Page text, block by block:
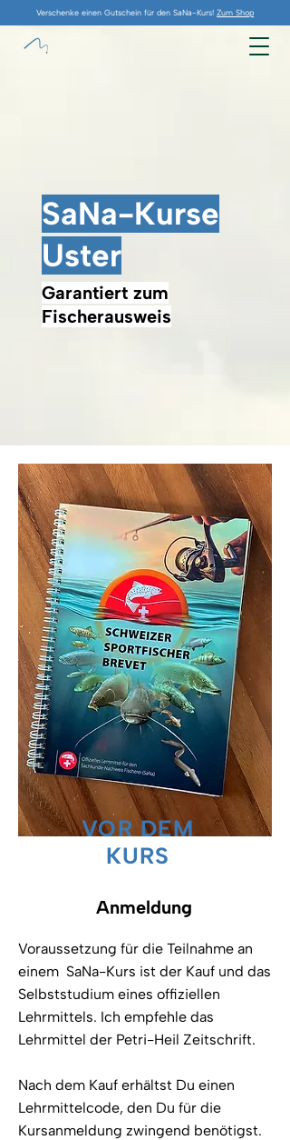
Verschenke einen Gutschein für den SaNa-Kurs! Zum Shop
SaNa-Kurse
Uster
Garantiert zum
Fischerausweis
VOR DEM
KURS
Anmeldung
Voraussetzung für die Teilnahme an
einem SaNa-Kurs ist der Kauf und das
Selbststudium eines offiziellen
Lehrmittels. Ich empfehle das
Lehrmittel der Petri-Heil Zeitschrift.
Nach dem Kauf erhältst Du einen
Lehrmittelcode, den Du für die
Kursanmeldung zwingend benötigst.